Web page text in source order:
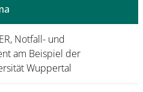
Notfall- und
am Beispiel der
Wuppertal